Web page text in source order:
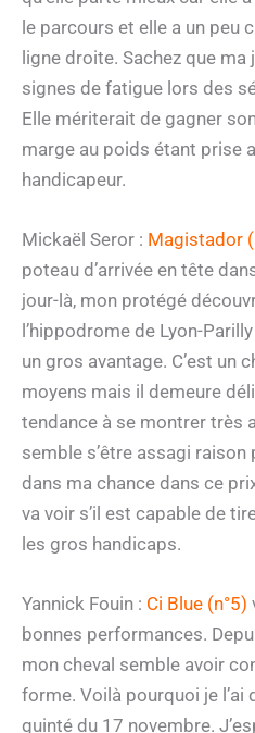
le parcours et elle a un peu
ligne droite. Sachez que
signes de fatigue lors des
Elle mériterait de gagner
marge au poids étant prise
handicapeur.
Mickaël Seror : Magistador
poteau d’arrivée en tête
jour-là, mon protégé
l’hippodrome de Lyon-
un gros avantage. C’est un
moyens mais il demeure
tendance à se montrer très
semble s’être assagi
dans ma chance dans ce
va voir s’il est capable de
les gros handicaps.
Yannick Fouin : Ci Blue (n°5)
bonnes performances.
mon cheval semble avoir
forme. Voilà pourquoi je l’ai
quinté du 17 novembre.